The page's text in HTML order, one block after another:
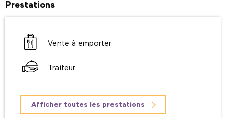
Prestations
Vente à emporter
Traiteur
Afficher toutes les prestations